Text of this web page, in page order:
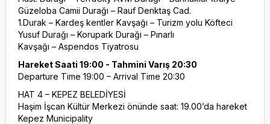
Güzeloba Camii Durağı – Rauf Denktaş Cad.
1.Durak – Kardeş kentler Kavşağı – Turizm yolu Köfteci
Yusuf Durağı – Korupark Durağı – Pınarlı
Kavşağı – Aspendos Tiyatrosu
Hareket Saati 19:00 - Tahmini Varış 20:30
Departure Time 19:00 – Arrival Time 20:30
HAT 4 – KEPEZ BELEDİYESİ
Haşim İşcan Kültür Merkezi önünde saat: 19.00’da hareket
Kepez Municipality